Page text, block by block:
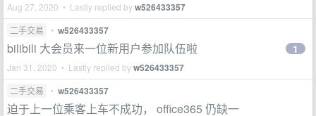
Aug 27, 2020 • Lastly replied byw526433357
二手交易 • w526433357
bilibili 大会员来一位新用户参加队伍啦
Jan 31, 2020 • Lastly replied byw526433357
1
二手交易 • w526433357
迫于上一位乘客上车不成功， office365 仍缺一